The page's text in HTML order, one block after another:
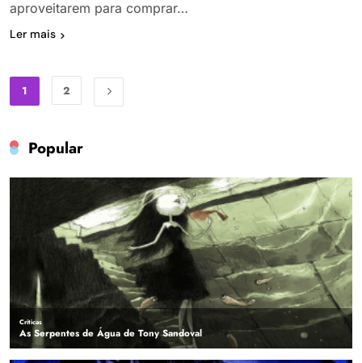
aproveitarem para comprar…
Ler mais
1 2
Popular